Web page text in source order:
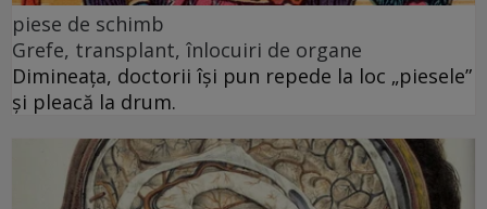
piese de schimb
Grefe, transplant, înlocuiri de organe
Dimineața, doctorii își pun repede la loc „piesele”
și pleacă la drum.